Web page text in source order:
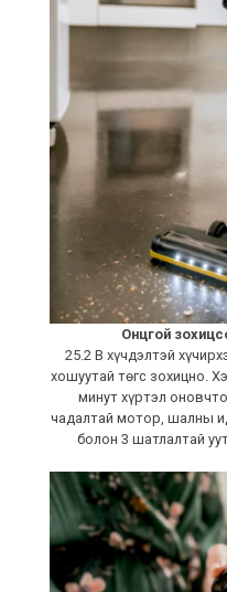
Онцгой
25.2 В хүчдэлтэй
хошуутай төгс зохицно.
минут хүртэл
чадалтай мотор, шалны
болон 3 шатлалтай